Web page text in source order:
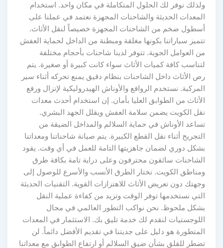
ولذلك نوفر لك الحلول المتكاملة في مكان واحد. استخدام
المعدات الحديثة والشاحنات المجهزة نعتمد في عملنا على
أسطول ضخم من الشاحنات المجهزة خصيصاً لنقل الأثاث.
تتميز سياراتنا بكونها مغلقة ومبطنة من الداخل لحماية العفش
من العوامل الجوية. تتوفر لدينا شاحنات بأحجام مختلفة
لتناسب كافة كميات الأثاث سواء كانت كبيرة أو صغيرة. يتم
رص الأثاث داخل الشاحنات بنظام دقيق يمنع تحركه أثناء سير
المركبة. نستخدم الروافع والأوناش الهيدروليكية لإنزال ورفع
الأثاث من الطوابق العليا بأمان. إن استخدام أحدث معدات
نقل الكويت يضمن سلامة العفش ويقلل الجهد البشري.
تساعد الأوناش في حماية السلالم والمداخل الضيقة من
التجريح أثناء نقل القطع الكبيرة. يتم صيانة شاحناتنا ومعداتنا
بشكل دوري لضمان جاهزيتها التامة للعمل في أي وقت. يقود
الشاحنات سائقون محترفون وعلى دراية تامة بكافة طرق
ومناطق الكويت. نختار الطرق الأنسب والأسرع للوصول إلى
وجهتك دون تعريض الأثاث للاهتزازات القوية. التقنيات الحديثة
التي نستخدمها توفر الوقت وتزيد من كفاءة عملية النقل
بشكل ملحوظ. نحن نواكب التطور العالمي في مجال
اللوجستيات لنقدم لك خدمة تليق بك. الاستثمار في المعدات
المتطورة هو دليل على جديتنا في تقديم الأفضل دائماً. لن
تضطر للقلق بشأن ضيق السلالم أو ارتفاع الطوابق مع معداتنا